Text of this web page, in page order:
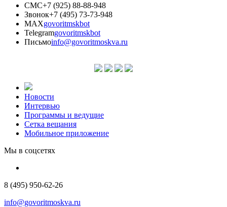
СМС+7 (925) 88-88-948
Звонок+7 (495) 73-73-948
MAXgovoritmskbot
Telegramgovoritmskbot
Письмоinfo@govoritmoskva.ru
Новости
Интервью
Программы и ведущие
Сетка вещания
Мобильное приложение
Мы в соцсетях
8 (495) 950-62-26
info@govoritmoskva.ru